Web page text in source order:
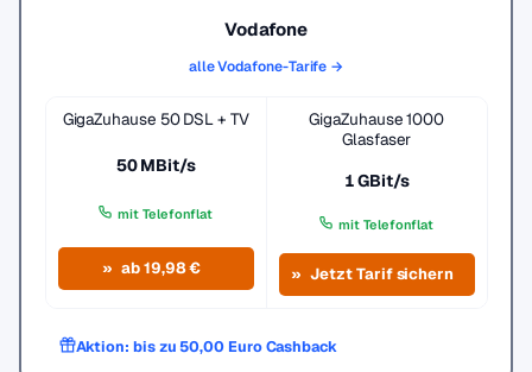
Vodafone
alle Vodafone-Tarife →
GigaZuhause 50 DSL + TV
50 MBit/s
mit Telefonflat
ab 19,98 €
GigaZuhause 1000
Glasfaser
1 GBit/s
mit Telefonflat
Jetzt Tarif sichern
Aktion: bis zu 50,00 Euro Cashback